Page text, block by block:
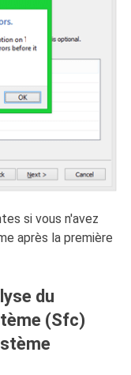
si vous n'avez
après la première
du
(Sfc)